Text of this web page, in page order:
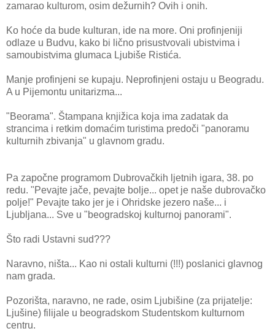
zamarao kulturom, osim dežurnih? Ovih i onih.
Ko hoće da bude kulturan, ide na more. Oni profinjeniji
odlaze u Budvu, kako bi lično prisustvovali ubistvima i
samoubistvima glumaca Ljubiše Ristića.
Manje profinjeni se kupaju. Neprofinjeni ostaju u Beogradu.
A u Pijemontu unitarizma...
"Beorama". Štampana knjižica koja ima zadatak da
strancima i retkim domaćim turistima predoči "panoramu
kulturnih zbivanja" u glavnom gradu.
Pa započne programom Dubrovačkih ljetnih igara, 38. po
redu. "Pevajte jače, pevajte bolje... opet je naše dubrovačko
polje!" Pevajte tako jer je i Ohridske jezero naše... i
Ljubljana... Sve u "beogradskoj kulturnoj panorami".
Što radi Ustavni sud???
Naravno, ništa... Kao ni ostali kulturni (!!!) poslanici glavnog
nam grada.
Pozorišta, naravno, ne rade, osim Ljubišine (za prijatelje:
Ljušine) filijale u beogradskom Studentskom kulturnom
centru.